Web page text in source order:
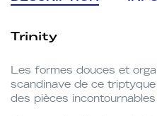
Trinity
Les formes douces et
scandinave de ce
des pièces